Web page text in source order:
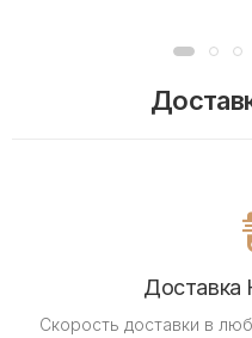
Доставка
Скорость доставки в